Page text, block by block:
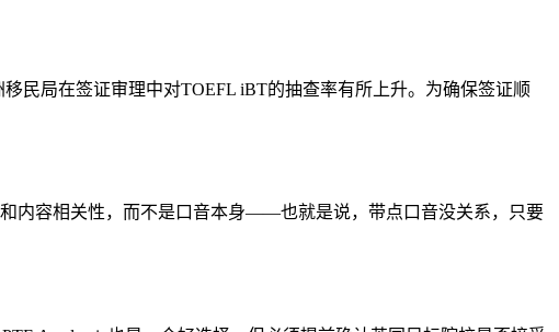
民局在签证审理中对TOEFL iBT的抽查率有所上升。为确保签证顺
内容相关性，而不是口音本身——也就是说，带点口音没关系，只要